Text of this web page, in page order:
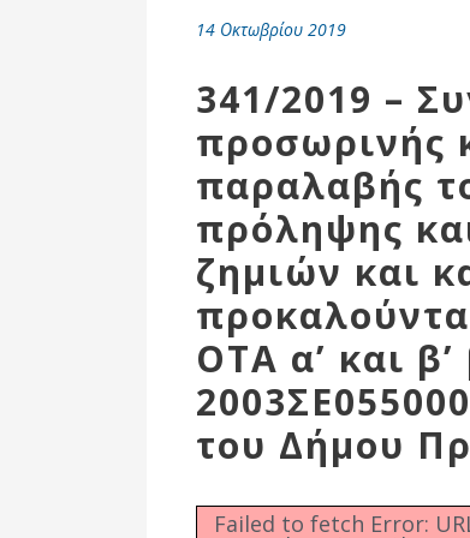
14 Οκτωβρίου 2019
341/2019 –
προσωρινής
παραλαβής
πρόληψης
ζημιών και
ΟΤΑ α’ και
του Δήμου
Failed to fetch Error: